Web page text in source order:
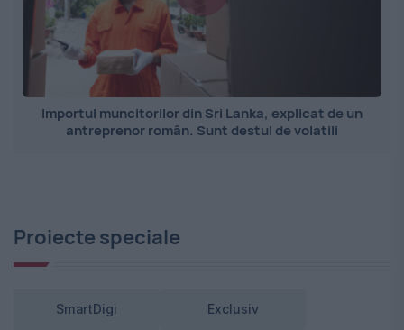
Importul muncitorilor din Sri Lanka, explicat de un
antreprenor român. Sunt destul de volatili
Proiecte speciale
SmartDigi Exclusiv